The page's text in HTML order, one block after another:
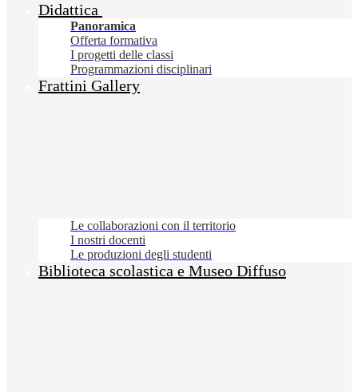
Didattica
Panoramica
Offerta formativa
I progetti delle classi
Programmazioni disciplinari
Frattini Gallery
Le collaborazioni con il territorio
I nostri docenti
Le produzioni degli studenti
Biblioteca scolastica e Museo Diffuso